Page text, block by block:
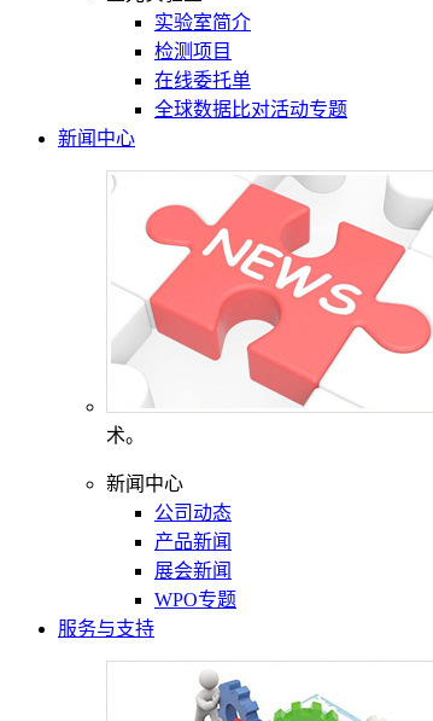
实验室简介
检测项目
在线委托单
全球数据比对活动专题
新闻中心
术。
新闻中心
公司动态
产品新闻
展会新闻
WPO专题
服务与支持